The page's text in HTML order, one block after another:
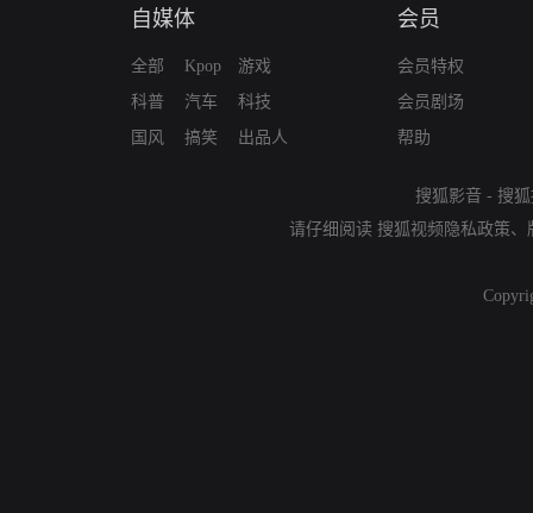
自媒体
全部
科普
国风
Kpop
汽车
搞笑
游戏
科技
出品人
会员
会员特权
会员剧场
帮助
搜狐影音 - 搜
请仔细阅读 搜狐视频隐私政策、